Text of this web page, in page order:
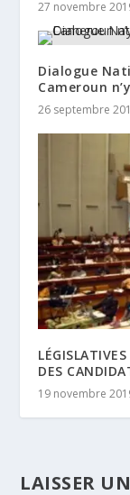
27 novembre
Dialogue
Cameroun
26 septembre
DES
19 novembre
LAISSER